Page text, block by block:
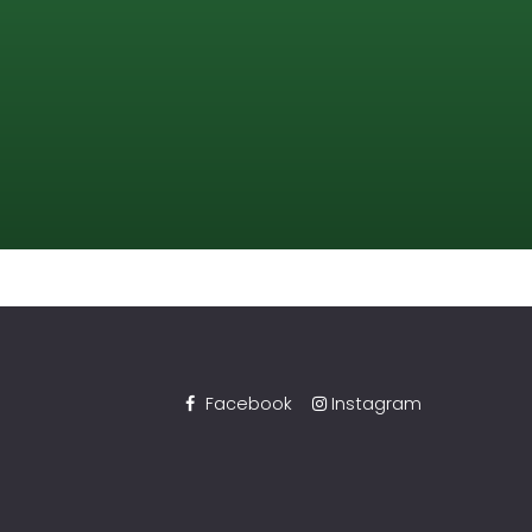
Facebook Instagram